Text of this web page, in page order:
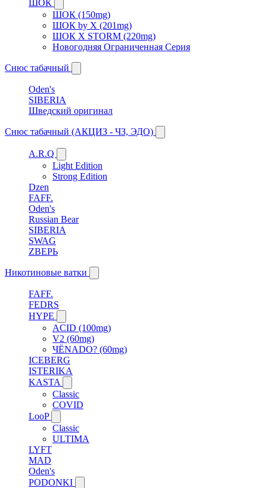
ШОК
ШОК (150mg)
ШОК by X (201mg)
ШОК X STORM (220mg)
Новогодняя Ограниченная Серия
Снюс табачный
Oden's
SIBERIA
Шведский оригинал
Снюс табачный (АКЦИЗ - ЧЗ, ЭДО)
A.R.Q
Light Edition
Strong Edition
Dzen
FAFF.
Oden's
Russian Bear
SIBERIA
SWAG
ZВЕРЬ
Никотиновые ватки
FAFF.
FEDRS
HYPE
ACID (100mg)
V2 (60mg)
ЧЁNADO? (60mg)
ICEBERG
ISTERIKA
KASTA
Classic
COVID
LooP
Classic
ULTIMA
LYFT
MAD
Oden's
PODONKI